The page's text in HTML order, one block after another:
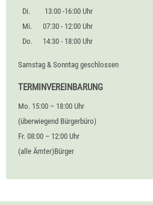
Di.
13:00 -16:00 Uhr
Mi.
07:30 - 12:00 Uhr
Do.
14:30 - 18:00 Uhr
Samstag & Sonntag geschlossen
TERMINVEREINBARUNG
Mo. 15:00 – 18:00 Uhr
(überwiegend Bürgerbüro)
Fr. 08:00 – 12:00 Uhr
(alle Ämter)Bürger